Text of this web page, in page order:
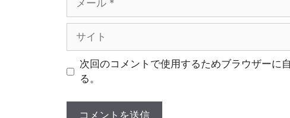
ル
次回のコメントで使用するためブラウザーに
る。